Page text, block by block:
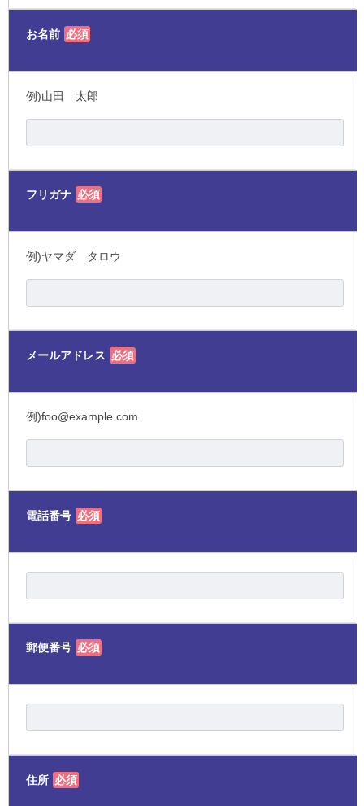
お名前 必須
例)山田 太郎
フリガナ 必須
例)ヤマダ タロウ
メールアドレス 必須
例)foo@example.com
電話番号 必須
郵便番号 必須
住所 必須